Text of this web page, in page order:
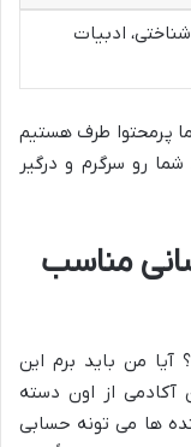
ادبیات
پرمحتوا طرف هستیم
رو سرگرم و درگیر
مناسب
آیا من باید برم این
آکادمی از اون دسته
ها می تونه حسابی